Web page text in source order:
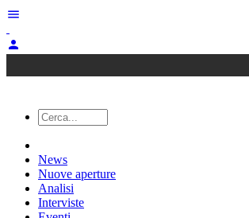
menu
person
News
Nuove aperture
Analisi
Interviste